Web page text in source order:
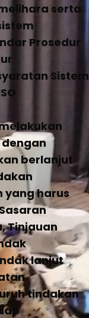
serta
Prosedur
Sistem
berlanjut
yang harus
Tinjauan
lanjut
tindakan